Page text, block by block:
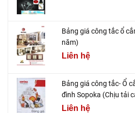
Bảng giá công tắc ổ
năm)
Liên hệ
Bảng giá công tắc- Ổ
đình Sopoka (Chịu tải
Liên hệ